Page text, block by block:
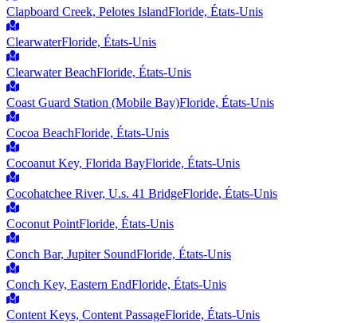
Clapboard Creek, Pelotes IslandFloride, États-Unis
ClearwaterFloride, États-Unis
Clearwater BeachFloride, États-Unis
Coast Guard Station (Mobile Bay)Floride, États-Unis
Cocoa BeachFloride, États-Unis
Cocoanut Key, Florida BayFloride, États-Unis
Cocohatchee River, U.s. 41 BridgeFloride, États-Unis
Coconut PointFloride, États-Unis
Conch Bar, Jupiter SoundFloride, États-Unis
Conch Key, Eastern EndFloride, États-Unis
Content Keys, Content PassageFloride, États-Unis